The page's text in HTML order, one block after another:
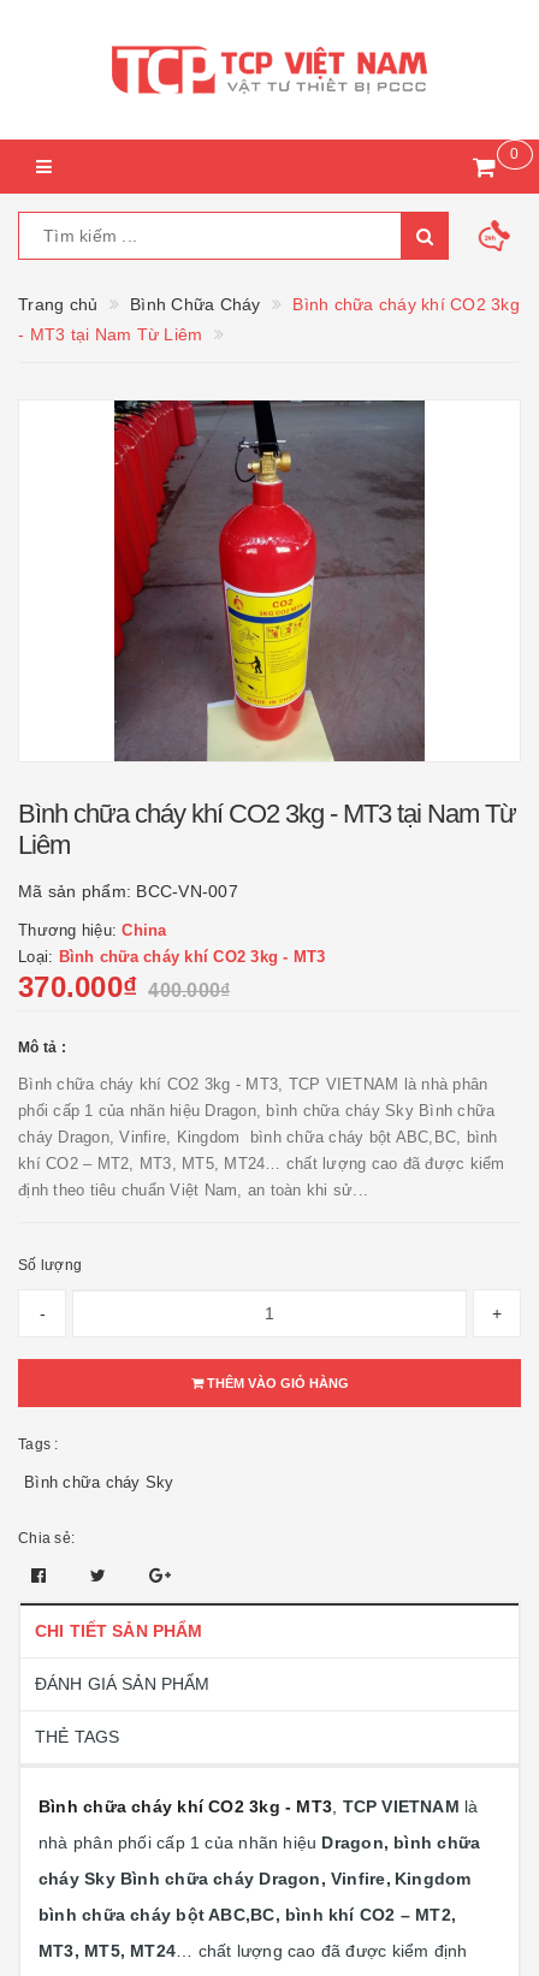
0
Trang chủ Bình Chữa Cháy
Bình chữa cháy khí CO2 3kg
- MT3 tại Nam Từ Liêm
Bình chữa cháy khí CO2 3kg - MT3 tại Nam Từ
Liêm
Mã sản phẩm: BCC-VN-007
Thương hiệu:China
Loại: Bình chữa cháy khí CO2 3kg - MT3
370.000₫ 400.000₫
Mô tả :
Bình chữa cháy khí CO2 3kg - MT3, TCP VIETNAM là nhà phân
phối cấp 1 của nhãn hiệu Dragon, bình chữa cháy Sky Bình chữa
cháy Dragon, Vinfire, Kingdom bình chữa cháy bột ABC,BC, bình
khí CO2 – MT2, MT3, MT5, MT24… chất lượng cao đã được kiểm
định theo tiêu chuẩn Việt Nam, an toàn khi sử...
Số lượng
- +
THÊM VÀO GIỎ HÀNG
Tags :
Bình chữa cháy Sky
Chia sẻ:
CHI TIẾT SẢN PHẨM
ĐÁNH GIÁ SẢN PHẨM
THẺ TAGS
Bình chữa cháy khí CO2 3kg - MT3 TCP VIETNAM là
nhà phân phối cấp 1 của nhãn hiệu Dragon, bình chữa
cháy Sky Bình chữa cháy Dragon, Vinfire, Kingdom
bình chữa cháy bột ABC,BC, bình khí CO2 – MT2,
MT3, MT5, MT24 … chất lượng cao đã được kiểm định